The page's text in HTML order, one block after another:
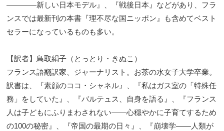
————新しい日本モデル』、『戦後日本』などがあり、フラ
ンスでは最新刊の本書『理不尽な国ニッポン』も含めてベスト
セラーになっているものも多い。
【訳者】鳥取絹子（とっとり・きぬこ）
フランス語翻訳家、ジャーナリスト。お茶の水女子大学卒業。
訳書は、『素顔のココ・シャネル』、『私はガス室の「特殊任
務」をしていた』、『バルテュス、自身を語る』、『フランス
人は子どもにふりまわされない——心穏やかに子育てするため
の100の秘密』、『帝国の最期の日々』、『崩壊学——人類が